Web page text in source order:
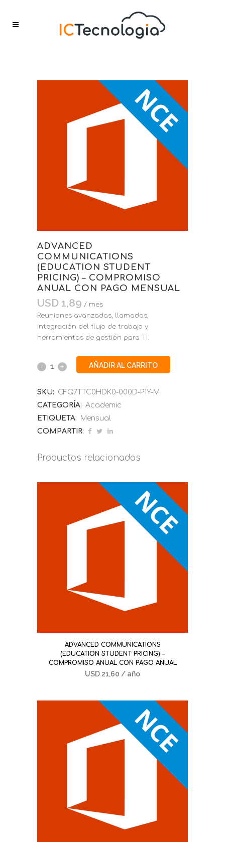
ADVANCED
COMMUNICATIONS
(EDUCATION STUDENT
PRICING) – COMPROMISO
ANUAL CON PAGO MENSUAL
USD 1,89 / mes
Reuniones avanzadas, llamadas,
integración del flujo de trabajo y
herramientas de gestión para TI.
AÑADIR AL CARRITO
SKU: CFQ7TTC0HDK0-000D-P1Y-M
CATEGORÍA: Academic
ETIQUETA: Mensual
COMPARTIR:
Productos relacionados
ADVANCED COMMUNICATIONS
(EDUCATION STUDENT PRICING) –
COMPROMISO ANUAL CON PAGO ANUAL
USD 21,60 / año